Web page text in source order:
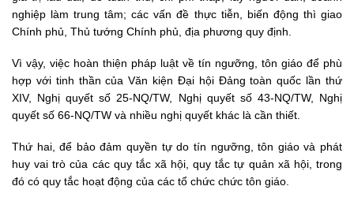
nghiệp làm trung tâm; các vấn đề thực tiễn, biến động thì giao
Chính phủ, Thủ tướng Chính phủ, địa phương quy định.
Vì vậy, việc hoàn thiện pháp luật về tín ngưỡng, tôn giáo để phù
hợp với tinh thần của Văn kiện Đại hội Đảng toàn quốc lần thứ
XIV, Nghị quyết số 25-NQ/TW, Nghị quyết số 43-NQ/TW, Nghị
quyết số 66-NQ/TW và nhiều nghị quyết khác là cần thiết.
Thứ hai, để bảo đảm quyền tự do tín ngưỡng, tôn giáo và phát
huy vai trò của các quy tắc xã hội, quy tắc tự quản xã hội, trong
đó có quy tắc hoạt động của các tổ chức chức tôn giáo.